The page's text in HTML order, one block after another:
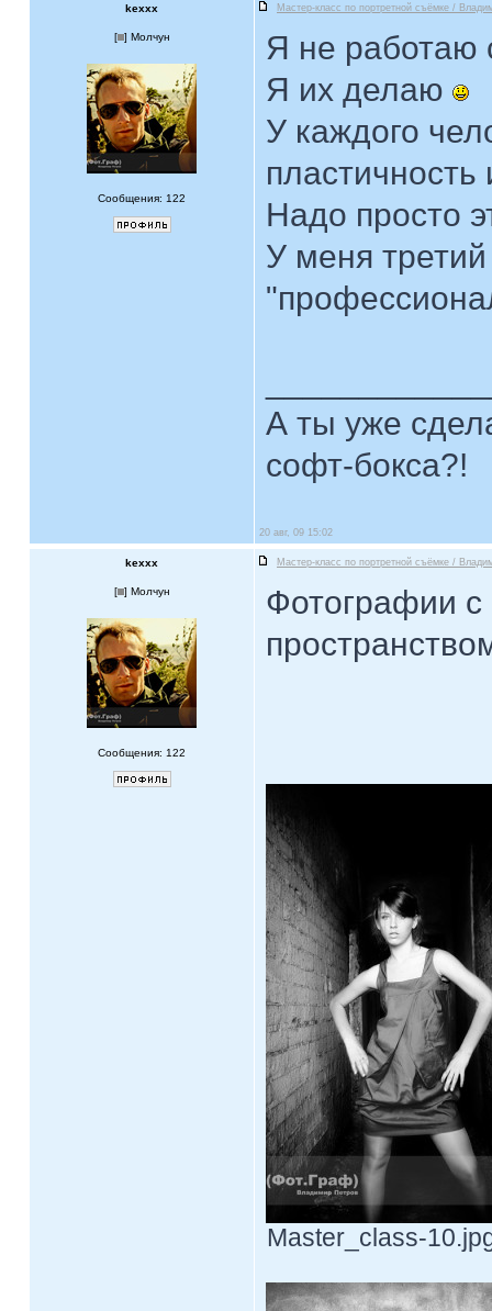
kexxx Мастер-класс по портретной съёмке /
[ ] Молчун
Сообщения: 122
Я не работаю
Я их делаю
У каждого
Надо просто
У меня
А ты уже
софт-бокса?!
20 авг, 09 15:02
kexxx Мастер-класс по портретной съёмке /
[ ] Молчун
Сообщения: 122
Фотографии
Master_class-